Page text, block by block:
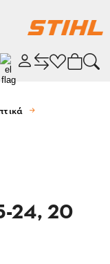
24, 20